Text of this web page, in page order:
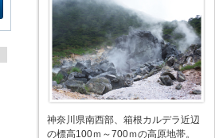
神奈川県南西部、箱根カルデラ近辺
の標高100ｍ～700ｍの高原地帯。